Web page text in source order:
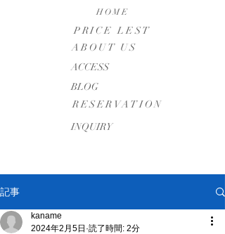
HOME
PRICE LEST
ABOUT US
​ACCESS
BLOG
RESERVATION
INQUIRY
記事
kaname
2024年2月5日 読了時間: 2分